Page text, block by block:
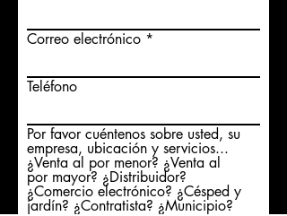
Correo electrónico
Teléfono
Por favor cuéntenos sobre usted, su
empresa, ubicación y servicios...
¿Venta al por menor? ¿Venta al
por mayor? ¿Distribuidor?
¿Comercio electrónico? ¿Césped y
jardín? ¿Contratista? ¿Municipio?